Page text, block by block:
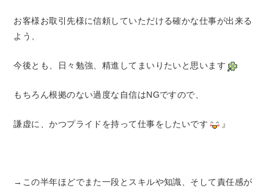
お客様お取引先様に信頼していただける確かな仕事が出来る
よう、
今後とも、日々勉強、精進してまいりたいと思います
もちろん根拠のない過度な自信はNGですので、
謙虚に、かつプライドを持って仕事をしたいです 』
→この半年ほどでまた一段とスキルや知識、そして責任感が